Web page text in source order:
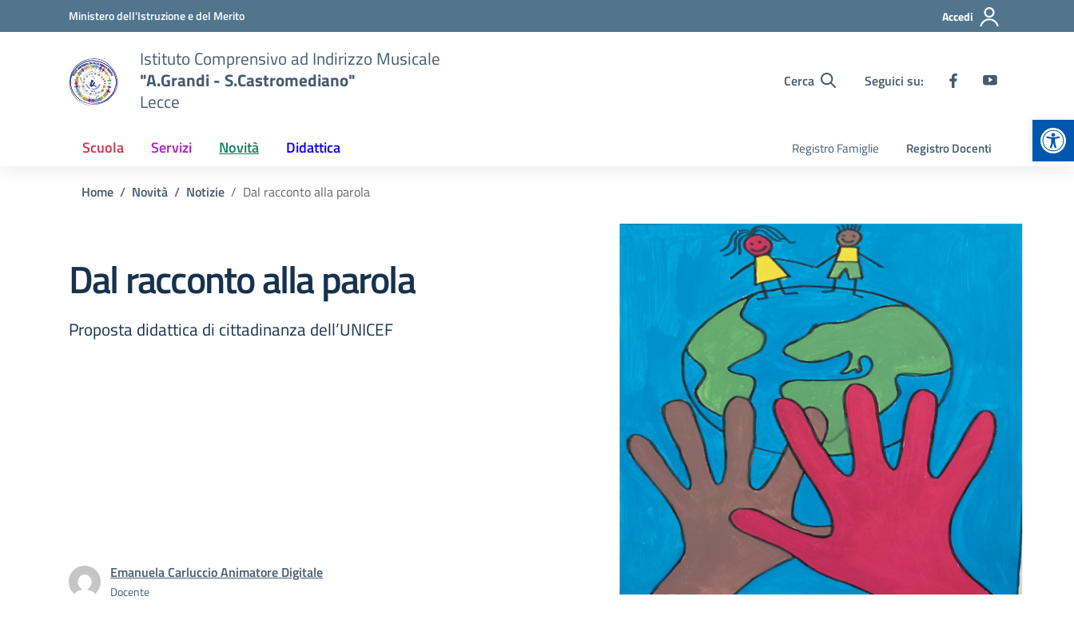
Vai ai contenuti
Vai al menu di navigazioneMinistero dell'Istruzione e del Merito Accedi
Istituto Comprensivo ad Indirizzo Musicale
"A.Grandi - S.Castromediano"
Lecce
Cerca Seguici su:
Scuola Servizi Novità Didattica Registro Famiglie Registro Docenti
Home Novità Notizie Dal racconto alla parola
Dal racconto alla parola
Proposta didattica di cittadinanza dell’UNICEF
Emanuela Carluccio Animatore Digitale
Docente